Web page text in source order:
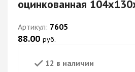
оцинкованная
Артикул: 7605
88.00 руб.
12 в наличии